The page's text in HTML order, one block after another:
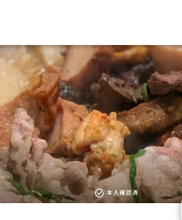
本人確認済